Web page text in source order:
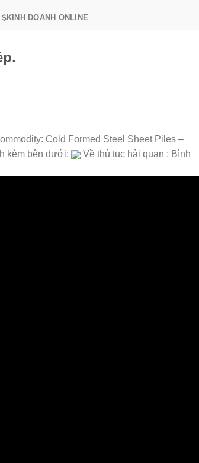
KINH DOANH ONLINE
Cold Formed Steel Sheet Piles –
kèm bên dưới:
Về thủ tục hải quan : Bình